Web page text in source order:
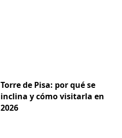
Torre de Pisa: por qué se
inclina y cómo visitarla en
2026